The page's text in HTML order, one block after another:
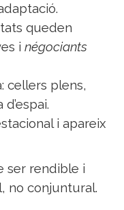
queden
i négociants
cellers plens,
i apareix
ser rendible i
no conjuntural.